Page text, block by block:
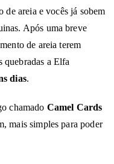
de areia e vocês já sobem
Após uma breve
de areia terem
quebradas a Elfa
dias.
chamado Camel Cards
mais simples para poder